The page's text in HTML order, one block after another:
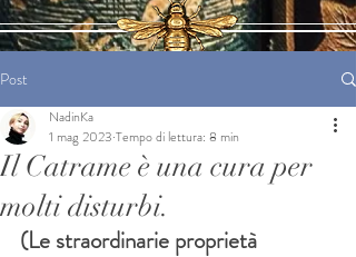
Post
Il Catrame è una cura per
molti disturbi.
NadinKa
1 mag 2023 Tempo di lettura: 8 min
(Le straordinarie proprietà